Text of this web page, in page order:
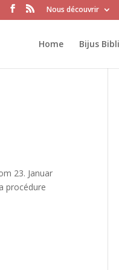
Nous découvrir
Home Bijus
23. Januar
procédure